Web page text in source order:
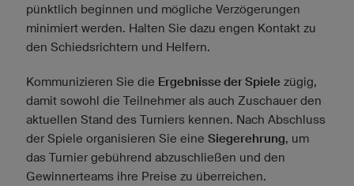
pünktlich beginnen und mögliche Verzögerungen
minimiert werden. Halten Sie dazu engen Kontakt zu
den Schiedsrichtern und Helfern.
Kommunizieren Sie die Ergebnisse der Spiele zügig,
damit sowohl die Teilnehmer als auch Zuschauer den
aktuellen Stand des Turniers kennen. Nach Abschluss
der Spiele organisieren Sie eine Siegerehrung, um
das Turnier gebührend abzuschließen und den
Gewinnerteams ihre Preise zu überreichen.